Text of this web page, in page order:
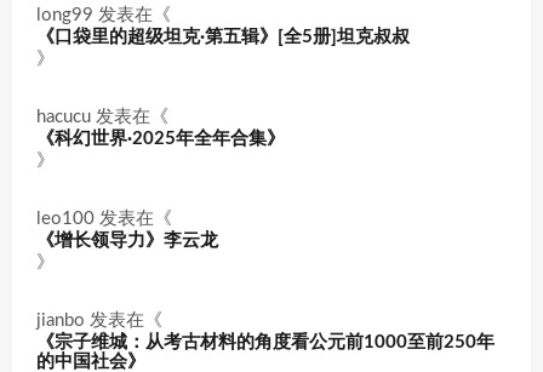
long99 发表在《
《口袋里的超级坦克·第五辑》[全5册]坦克叔叔
》
hacucu 发表在《
《科幻世界·2025年全年合集》
》
leo100 发表在《
《增长领导力》李云龙
》
jianbo 发表在《
《宗子维城：从考古材料的角度看公元前1000至前250年
的中国社会》